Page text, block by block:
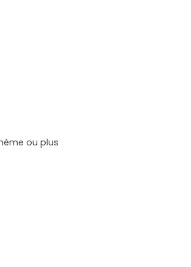
ou plus